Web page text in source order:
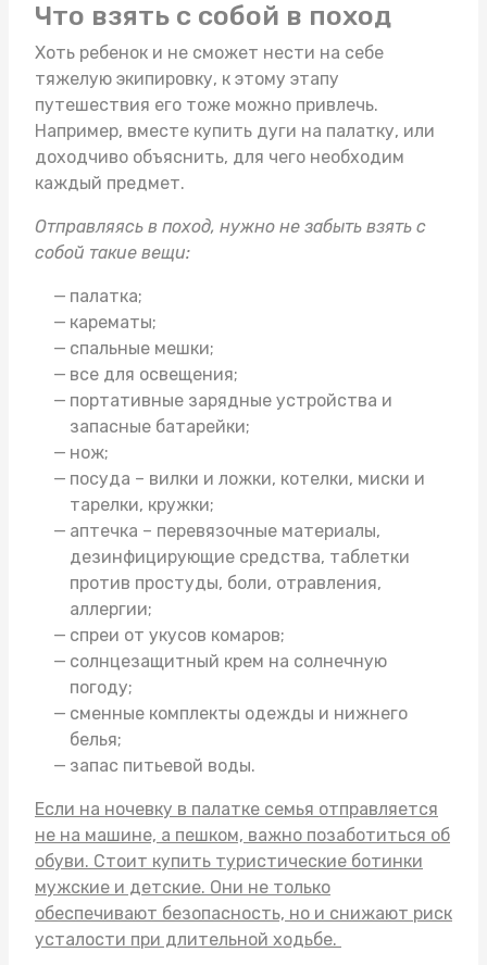
Что взять с собой в поход
Хоть ребенок и не сможет нести на себе
тяжелую экипировку, к этому этапу
путешествия его тоже можно привлечь.
Например, вместе купить дуги на палатку, или
доходчиво объяснить, для чего необходим
каждый предмет.
Отправляясь в поход, нужно не забыть взять с
собой такие вещи:
палатка;
карематы;
спальные мешки;
все для освещения;
портативные зарядные устройства и
запасные батарейки;
нож;
посуда – вилки и ложки, котелки, миски и
тарелки, кружки;
аптечка – перевязочные материалы,
дезинфицирующие средства, таблетки
против простуды, боли, отравления,
аллергии;
спреи от укусов комаров;
солнцезащитный крем на солнечную
погоду;
сменные комплекты одежды и нижнего
белья;
запас питьевой воды.
Если на ночевку в палатке семья отправляется
не на машине, а пешком, важно позаботиться об
обуви. Стоит купить туристические ботинки
мужские и детские. Они не только
обеспечивают безопасность, но и снижают риск
усталости при длительной ходьбе.